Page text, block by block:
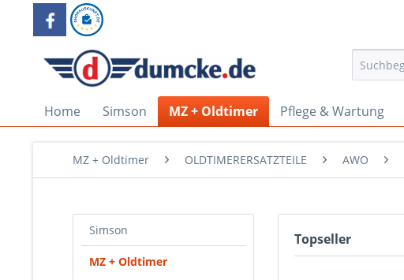
Home Simson MZ + Oldtimer Pflege & Wartung
MZ + Oldtimer OLDTIMERERSATZTEILE AWO
Simson
MZ + Oldtimer
Topseller